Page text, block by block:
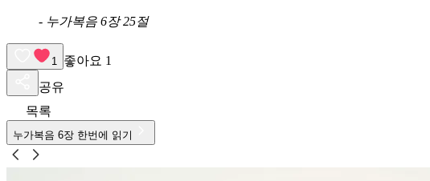
- 누가복음 6장 25절
1 좋아요 1
공유
목록
누가복음 6장 한번에 읽기